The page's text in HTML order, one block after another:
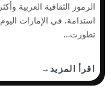
الرموز الثقافية العربية
استدامة. في الإمارات
تطورت…
اقرأ المزيد